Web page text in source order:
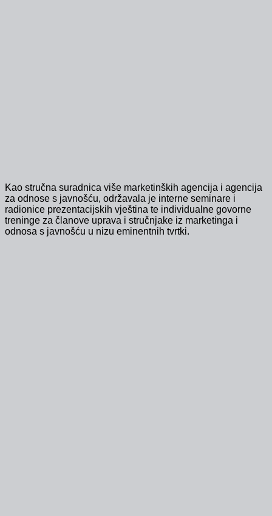
Kao stručna suradnica više marketinških agencija i agencija
za odnose s javnošću, održavala je interne seminare i
radionice prezentacijskih vještina te individualne govorne
treninge za članove uprava i stručnjake iz marketinga i
odnosa s javnošću u nizu eminentnih tvrtki.